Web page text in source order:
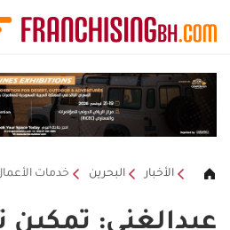
الأخبار البحرين خدمات
عبدالغني: تمكين